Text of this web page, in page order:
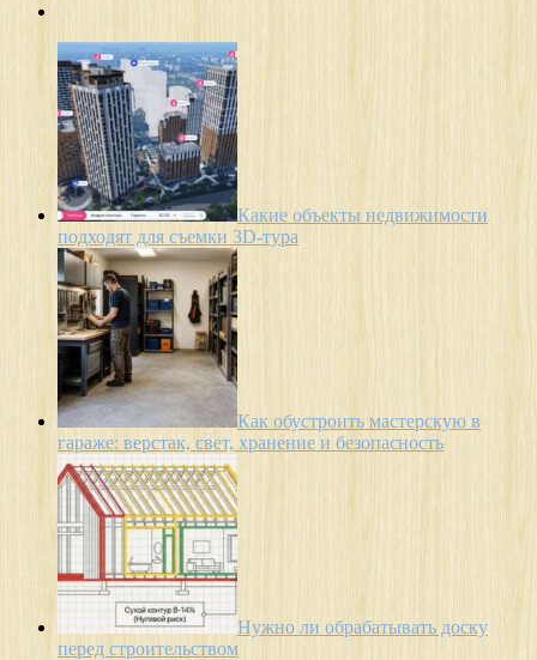
Какие объекты недвижимости
подходят для съемки 3D-тура
Как обустроить мастерскую в
гараже: верстак, свет, хранение и безопасность
Нужно ли обрабатывать доску
перед строительством